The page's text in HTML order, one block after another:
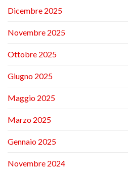
Dicembre 2025
Novembre 2025
Ottobre 2025
Giugno 2025
Maggio 2025
Marzo 2025
Gennaio 2025
Novembre 2024